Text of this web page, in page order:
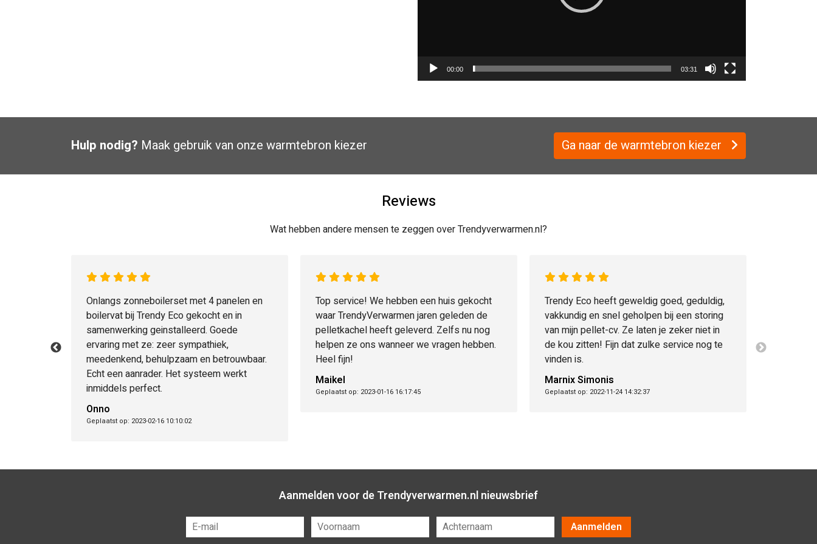
00:00 03:31
Hulp nodig? Maak gebruik van onze warmtebron kiezer Ga naar de warmtebron kiezer
Reviews
Wat hebben andere mensen te zeggen over Trendyverwarmen.nl?
Onlangs zonneboilerset met 4 panelen en
boilervat bij Trendy Eco gekocht en in
samenwerking geinstalleerd. Goede
ervaring met ze: zeer sympathiek,
meedenkend, behulpzaam en betrouwbaar.
Echt een aanrader. Het systeem werkt
inmiddels perfect.
Onno
Geplaatst op: 2023-02-16 10:10:02
Top service! We hebben een huis gekocht
waar TrendyVerwarmen jaren geleden de
pelletkachel heeft geleverd. Zelfs nu nog
helpen ze ons wanneer we vragen hebben.
Heel fijn!
Maikel
Geplaatst op: 2023-01-16 16:17:45
Trendy Eco heeft geweldig goed, geduldig,
vakkundig en snel geholpen bij een storing
van mijn pellet-cv. Ze laten je zeker niet in
de kou zitten! Fijn dat zulke service nog te
vinden is.
Marnix Simonis
Geplaatst op: 2022-11-24 14:32:37
Aanmelden voor de Trendyverwarmen.nl nieuwsbrief
Aanmelden